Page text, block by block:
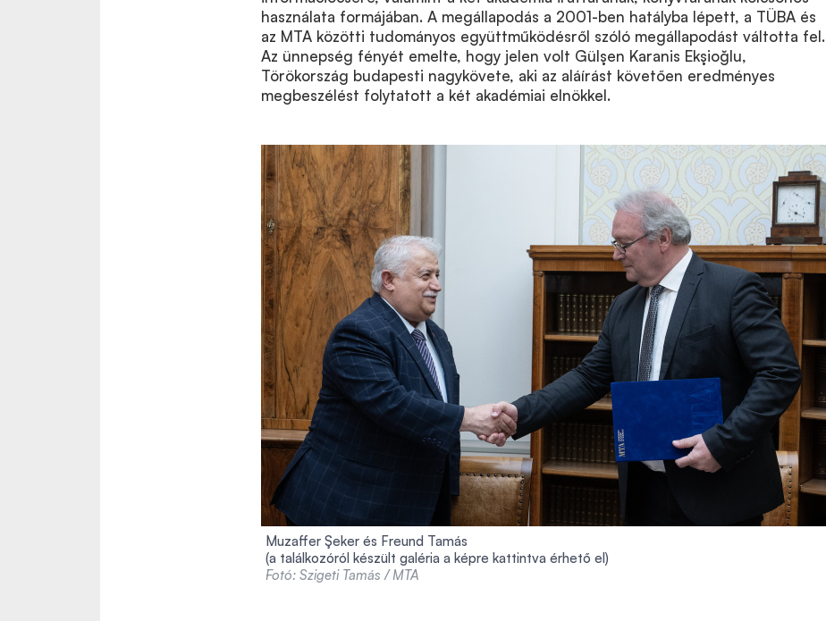
használata formájában. A megállapodás a 2001-ben hatályba lépett, a TÜBA és
az MTA közötti tudományos együttműködésről szóló megállapodást váltotta fel.
Az ünnepség fényét emelte, hogy jelen volt Gülşen Karanis Ekşioğlu,
Törökország budapesti nagykövete, aki az aláírást követően eredményes
megbeszélést folytatott a két akadémiai elnökkel.
Muzaffer Şeker és Freund Tamás
(a találkozóról készült galéria a képre kattintva érhető el)
Fotó: Szigeti Tamás / MTA